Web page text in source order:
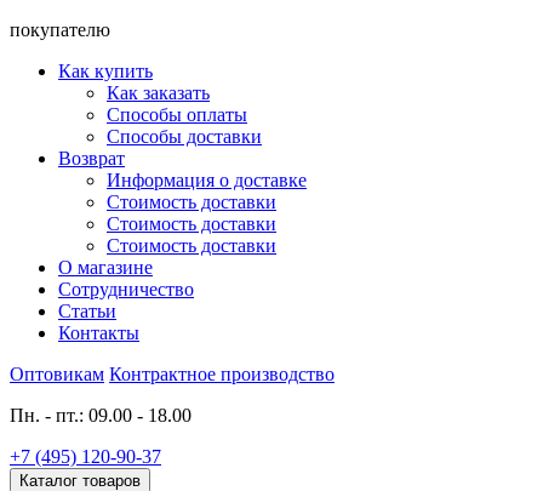
покупателю
Как купить
Как заказать
Способы оплаты
Способы доставки
Возврат
Информация о доставке
Стоимость доставки
Стоимость доставки
Стоимость доставки
О магазине
Сотрудничество
Статьи
Контакты
Оптовикам Контрактное производство
Пн. - пт.: 09.00 - 18.00
+7 (495) 120-90-37
Каталог товаров